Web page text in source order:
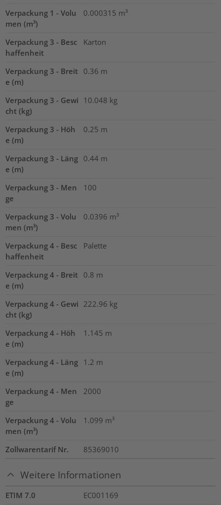
Verpackung 1 - Volu
men (m³)
0.000315 m³
Verpackung 3 - Besc
haffenheit
Karton
Verpackung 3 - Breit
e (m)
0.36 m
Verpackung 3 - Gewi
cht (kg)
10.048 kg
Verpackung 3 - Höh
e (m)
0.25 m
Verpackung 3 - Läng
e (m)
0.44 m
Verpackung 3 - Men
ge
100
Verpackung 3 - Volu
men (m³)
0.0396 m³
Verpackung 4 - Besc
haffenheit
Palette
Verpackung 4 - Breit
e (m)
0.8 m
Verpackung 4 - Gewi
cht (kg)
222.96 kg
Verpackung 4 - Höh
e (m)
1.145 m
Verpackung 4 - Läng
e (m)
1.2 m
Verpackung 4 - Men
ge
2000
Verpackung 4 - Volu
men (m³)
1.099 m³
Zollwarentarif Nr. 85369010
Weitere Informationen
ETIM 7.0
EC001169